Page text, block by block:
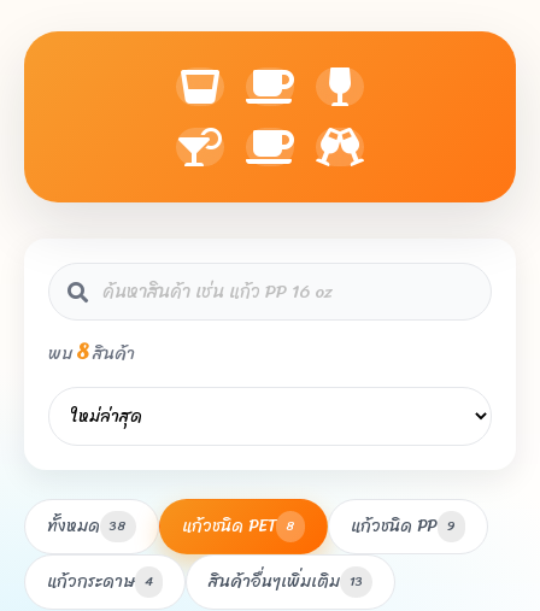
พบ8สินค้า
ทั้งหมด 38 แก้วชนิด PET 8 แก้วชนิด PP 9
แก้วกระดาษ 4 สินค้าอื่นๆเพิ่มเติม 13